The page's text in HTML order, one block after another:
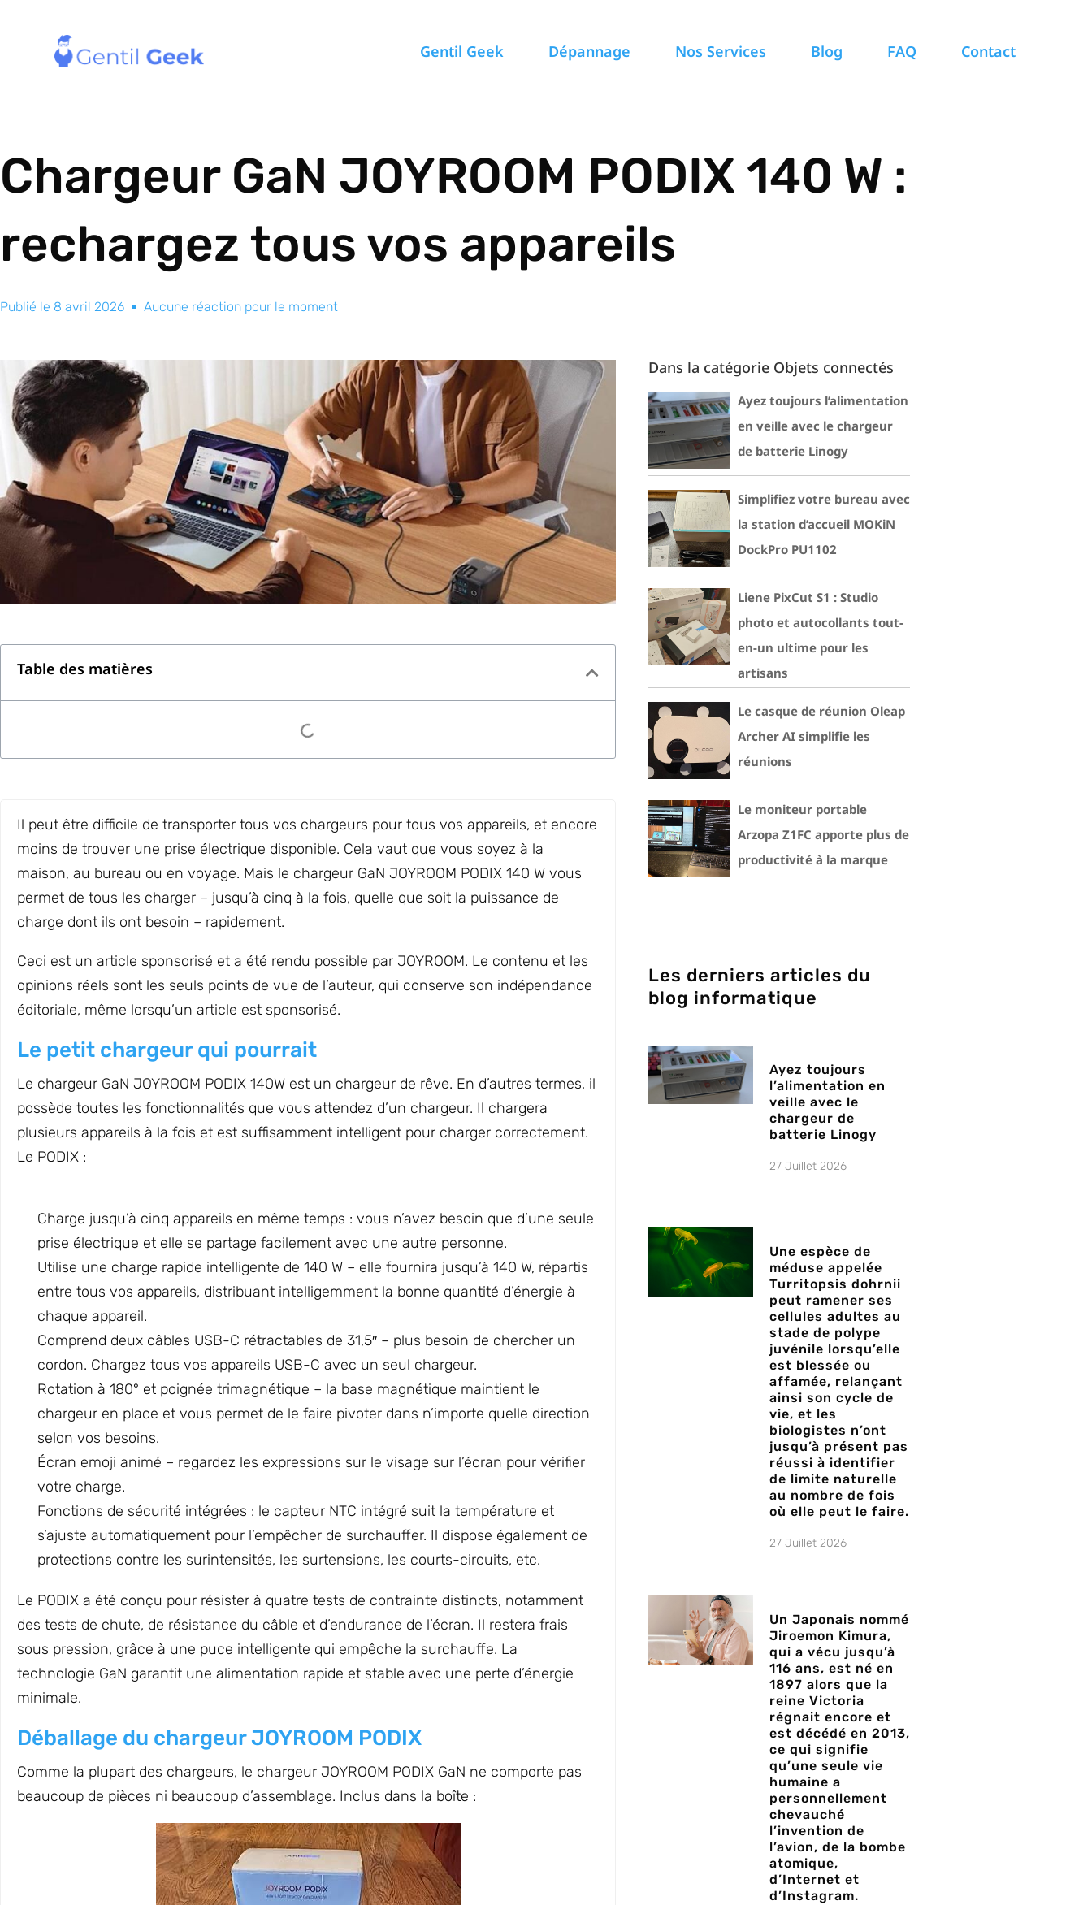
Gentil Geek Dépannage Nos Services Blog FAQ Contact
Chargeur GaN JOYROOM PODIX 140 W :
rechargez tous vos appareils
Publié le 8 avril 2026 Aucune réaction pour le moment
Table des matières
Il peut être difficile de transporter tous vos chargeurs pour tous vos appareils, et encore
moins de trouver une prise électrique disponible. Cela vaut que vous soyez à la
maison, au bureau ou en voyage. Mais le chargeur GaN JOYROOM PODIX 140 W vous
permet de tous les charger – jusqu’à cinq à la fois, quelle que soit la puissance de
charge dont ils ont besoin – rapidement.
Ceci est un article sponsorisé et a été rendu possible par JOYROOM. Le contenu et les
opinions réels sont les seuls points de vue de l’auteur, qui conserve son indépendance
éditoriale, même lorsqu’un article est sponsorisé.
Le petit chargeur qui pourrait
Le chargeur GaN JOYROOM PODIX 140W est un chargeur de rêve. En d’autres termes, il
possède toutes les fonctionnalités que vous attendez d’un chargeur. Il chargera
plusieurs appareils à la fois et est suffisamment intelligent pour charger correctement.
Le PODIX :
Charge jusqu’à cinq appareils en même temps : vous n’avez besoin que d’une seule
prise électrique et elle se partage facilement avec une autre personne.
Utilise une charge rapide intelligente de 140 W – elle fournira jusqu’à 140 W, répartis
entre tous vos appareils, distribuant intelligemment la bonne quantité d’énergie à
chaque appareil.
Comprend deux câbles USB-C rétractables de 31,5″ – plus besoin de chercher un
cordon. Chargez tous vos appareils USB-C avec un seul chargeur.
Rotation à 180° et poignée trimagnétique – la base magnétique maintient le
chargeur en place et vous permet de le faire pivoter dans n’importe quelle direction
selon vos besoins.
Écran emoji animé – regardez les expressions sur le visage sur l’écran pour vérifier
votre charge.
Fonctions de sécurité intégrées : le capteur NTC intégré suit la température et
s’ajuste automatiquement pour l’empêcher de surchauffer. Il dispose également de
protections contre les surintensités, les surtensions, les courts-circuits, etc.
Le PODIX a été conçu pour résister à quatre tests de contrainte distincts, notamment
des tests de chute, de résistance du câble et d’endurance de l’écran. Il restera frais
sous pression, grâce à une puce intelligente qui empêche la surchauffe. La
technologie GaN garantit une alimentation rapide et stable avec une perte d’énergie
minimale.
Déballage du chargeur JOYROOM PODIX
Comme la plupart des chargeurs, le chargeur JOYROOM PODIX GaN ne comporte pas
beaucoup de pièces ni beaucoup d’assemblage. Inclus dans la boîte :
Dans la catégorie Objets connectés
Ayez toujours l’alimentation
en veille avec le chargeur
de batterie Linogy
Simplifiez votre bureau avec
la station d’accueil MOKiN
DockPro PU1102
Liene PixCut S1 : Studio
photo et autocollants tout-
en-un ultime pour les
artisans
Le casque de réunion Oleap
Archer AI simplifie les
réunions
Le moniteur portable
Arzopa Z1FC apporte plus de
productivité à la marque
Les derniers articles du
blog informatique
Ayez toujours
l’alimentation en
veille avec le
chargeur de
batterie Linogy
27 Juillet 2026
Une espèce de
méduse appelée
Turritopsis dohrnii
peut ramener ses
cellules adultes au
stade de polype
juvénile lorsqu’elle
est blessée ou
affamée, relançant
ainsi son cycle de
vie, et les
biologistes n’ont
jusqu’à présent pas
réussi à identifier
de limite naturelle
au nombre de fois
où elle peut le faire.
27 Juillet 2026
Un Japonais nommé
Jiroemon Kimura,
qui a vécu jusqu’à
116 ans, est né en
1897 alors que la
reine Victoria
régnait encore et
est décédé en 2013,
ce qui signifie
qu’une seule vie
humaine a
personnellement
chevauché
l’invention de
l’avion, de la bombe
atomique,
d’Internet et
d’Instagram.